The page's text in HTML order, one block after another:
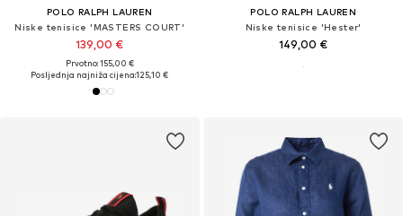
POLO RALPH LAUREN
Niske tenisice 'MASTERS COURT'
139,00 €
Prvotno: 155,00 €
Posljednja najniža cijena:125,10 €
POLO RALPH LAUREN
Niske tenisice 'Hester'
149,00 €